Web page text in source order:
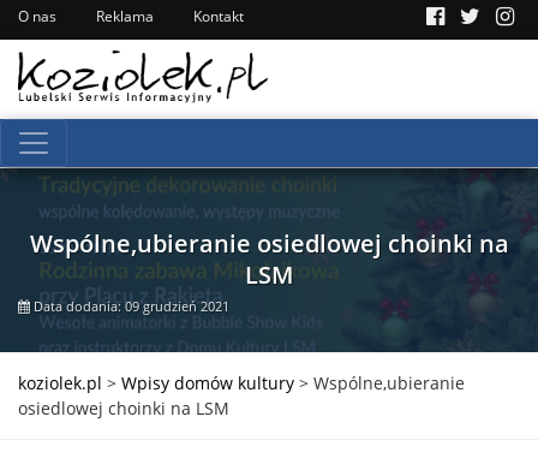
O nas Reklama Kontakt
Wspólne,ubieranie osiedlowej choinki na
LSM
Data dodania: 09 grudzień 2021
koziolek.pl > Wpisy domów kultury > Wspólne,ubieranie
osiedlowej choinki na LSM